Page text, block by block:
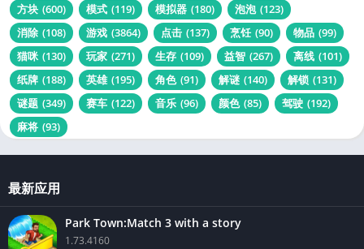
方块 (600) 模式 (119) 模拟器 (180) 泡泡 (123)
消除 (108) 游戏 (3864) 点击 (137) 烹饪 (90) 物品 (99)
猫咪 (130) 玩家 (271) 生存 (109) 益智 (267) 离线 (101)
纸牌 (188) 英雄 (195) 角色 (91) 解谜 (140) 解锁 (131)
谜题 (349) 赛车 (122) 音乐 (96) 颜色 (85) 驾驶 (192)
麻将 (93)
最新应用
Park Town:Match 3 with a story
1.73.4160